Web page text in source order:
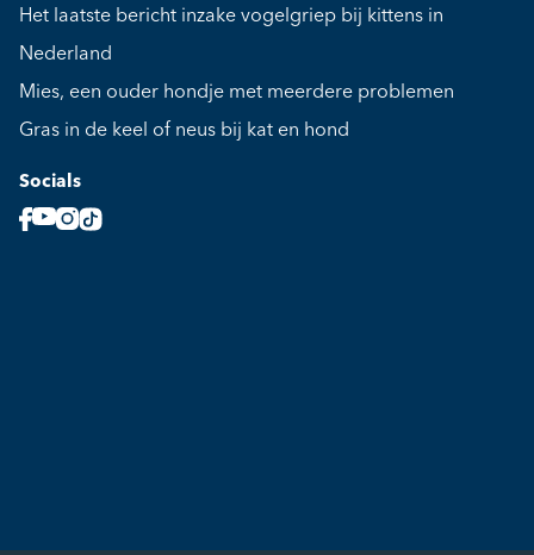
Het laatste bericht inzake vogelgriep bij kittens in
Nederland
Mies, een ouder hondje met meerdere problemen
Gras in de keel of neus bij kat en hond
Socials